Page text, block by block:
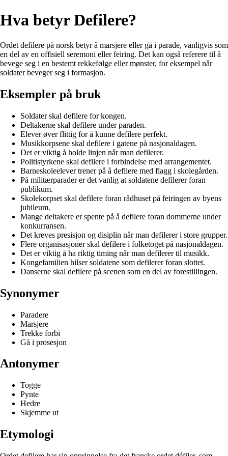
Hva betyr Defilere?
Ordet defilere på norsk betyr å marsjere eller gå i parade, vanligvis som
en del av en offisiell seremoni eller feiring. Det kan også referere til å
bevege seg i en bestemt rekkefølge eller mønster, for eksempel når
soldater beveger seg i formasjon.
Eksempler på bruk
Soldater skal defilere for kongen.
Deltakerne skal defilere under paraden.
Elever øver flittig for å kunne defilere perfekt.
Musikkorpsene skal defilere i gatene på nasjonaldagen.
Det er viktig å holde linjen når man defilerer.
Politistyrkene skal defilere i forbindelse med arrangementet.
Barneskoleelever trener på å defilere med flagg i skolegården.
På militærparader er det vanlig at soldatene defilerer foran
publikum.
Skolekorpset skal defilere foran rådhuset på feiringen av byens
jubileum.
Mange deltakere er spente på å defilere foran dommerne under
konkurransen.
Det kreves presisjon og disiplin når man defilerer i store grupper.
Flere organisasjoner skal defilere i folketoget på nasjonaldagen.
Det er viktig å ha riktig timing når man defilerer til musikk.
Kongefamilien hilser soldatene som defilerer foran slottet.
Danserne skal defilere på scenen som en del av forestillingen.
Synonymer
Paradere
Marsjere
Trekke forbi
Gå i prosesjon
Antonymer
Togge
Pynte
Hedre
Skjemme ut
Etymologi